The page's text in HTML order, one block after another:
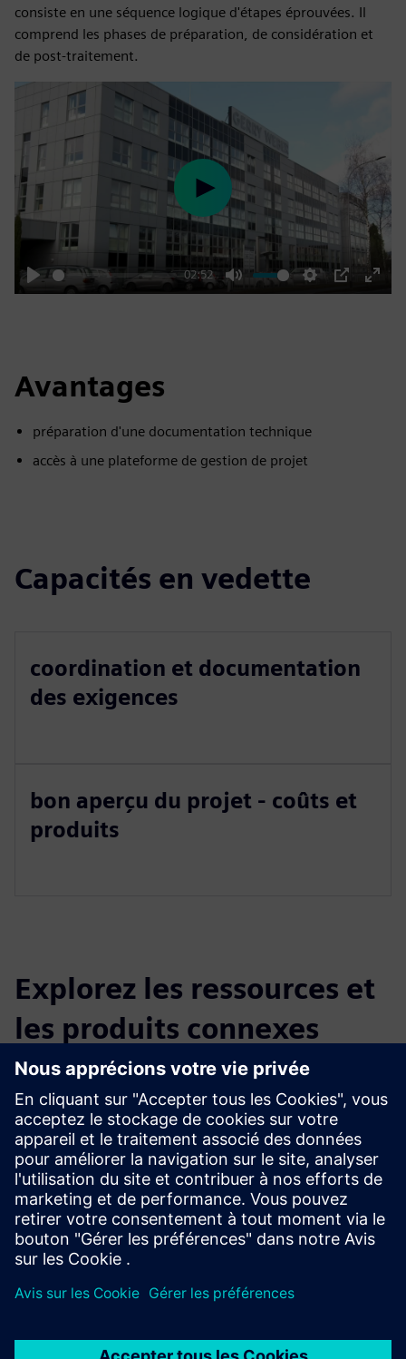
consiste en une séquence logique d'étapes éprouvées. Il
comprend les phases de préparation, de considération et
de post-traitement.
Play
02:52
Mute Settings
PIP
Enter
Play
Avantages
préparation d'une documentation technique
accès à une plateforme de gestion de projet
Capacités en vedette
coordination et documentation
des exigences
bon aperçu du projet - coûts et
produits
Explorez les ressources et
les produits connexes
Renseignements et ressources
supplémentaires
05 Familiarisation initiale WLAN.pdf
Conditions préalables